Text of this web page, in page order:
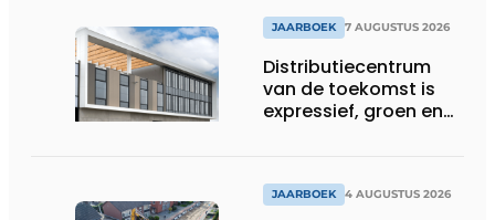
JAARBOEK 7 AUGUSTUS 2026
Distributiecentrum
van de toekomst is
expressief, groen en
JAARBOEK 4 AUGUSTUS 2026